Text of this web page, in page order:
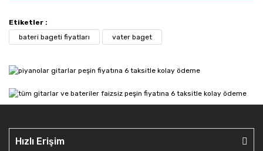
Etiketler :
bateri bageti fiyatları
vater baget
Hızlı Erişim